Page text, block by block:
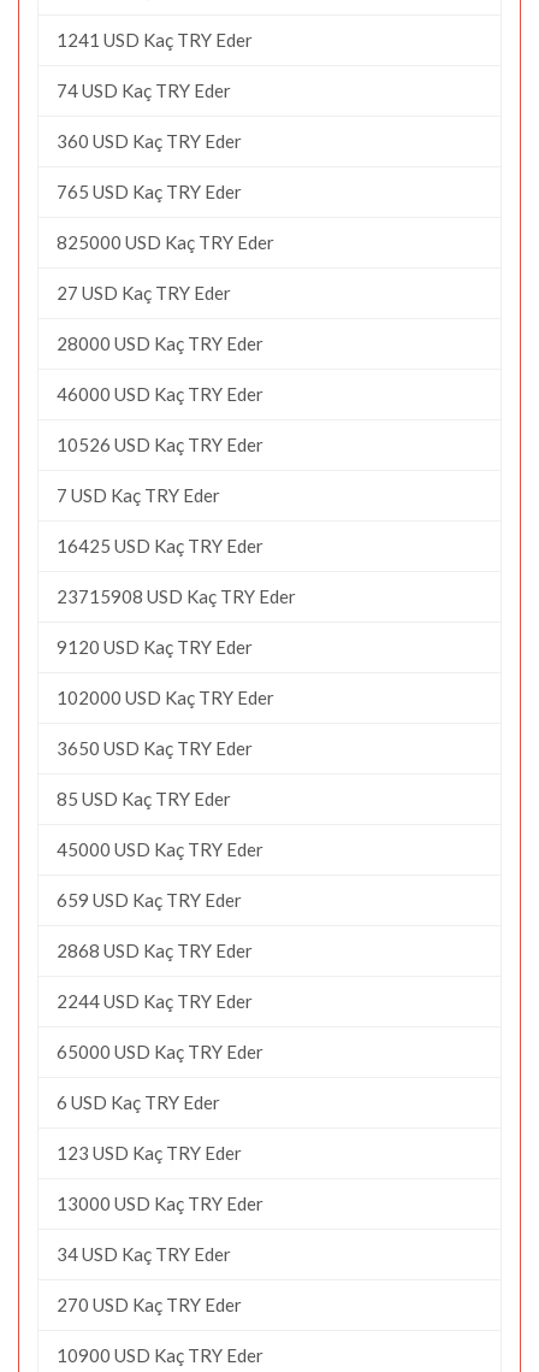
1241 USD Kaç TRY Eder
74 USD Kaç TRY Eder
360 USD Kaç TRY Eder
765 USD Kaç TRY Eder
825000 USD Kaç TRY Eder
27 USD Kaç TRY Eder
28000 USD Kaç TRY Eder
46000 USD Kaç TRY Eder
10526 USD Kaç TRY Eder
7 USD Kaç TRY Eder
16425 USD Kaç TRY Eder
23715908 USD Kaç TRY Eder
9120 USD Kaç TRY Eder
102000 USD Kaç TRY Eder
3650 USD Kaç TRY Eder
85 USD Kaç TRY Eder
45000 USD Kaç TRY Eder
659 USD Kaç TRY Eder
2868 USD Kaç TRY Eder
2244 USD Kaç TRY Eder
65000 USD Kaç TRY Eder
6 USD Kaç TRY Eder
123 USD Kaç TRY Eder
13000 USD Kaç TRY Eder
34 USD Kaç TRY Eder
270 USD Kaç TRY Eder
10900 USD Kaç TRY Eder